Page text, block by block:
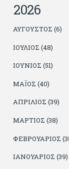
γιατί είναι
μεγαλύτερους σε
παντρεμένος,
κουράγιο να το
φίλους του δεν
δεν έχει παιδιά.
υπάρχουν
συμφωνώντας
2026
ΑΎΓΟΥΣΤΟΣ (6)
ΙΟΎΛΙΟΣ (48)
ΙΟΎΝΙΟΣ (51)
ΜΆΙΟΣ (40)
ΑΠΡΊΛΙΟΣ (39)
ΜΆΡΤΙΟΣ (38)
ΦΕΒΡΟΥΆΡΙΟΣ
ΙΑΝΟΥΆΡΙΟΣ (39)